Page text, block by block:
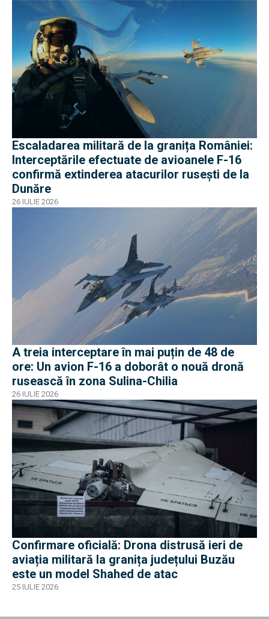
Escaladarea militară de la granița României:
Interceptările efectuate de avioanele F-16
confirmă extinderea atacurilor rusești de la
Dunăre
26 IULIE 2026
A treia interceptare în mai puțin de 48 de
ore: Un avion F-16 a doborât o nouă dronă
rusească în zona Sulina-Chilia
26 IULIE 2026
Confirmare oficială: Drona distrusă ieri de
aviația militară la granița județului Buzău
este un model Shahed de atac
25 IULIE 2026